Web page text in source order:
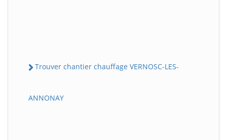
Trouver chantier chauffage VERNOSC-LES-
ANNONAY